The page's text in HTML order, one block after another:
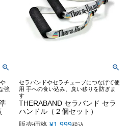
強
セラバンドやセラチューブにつなげて使
用 手への食い込み、臭い移りを防ぎま
す
THERABAND セラバンド セラ
ハンドル（２個セット）
販売価格 ¥1,999